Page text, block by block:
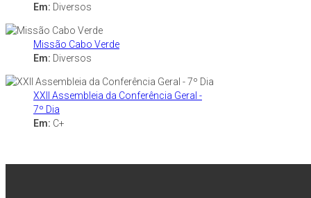
Em: Diversos
Missão Cabo Verde
Em: Diversos
XXII Assembleia da Conferência Geral -
7º Dia
Em: C+